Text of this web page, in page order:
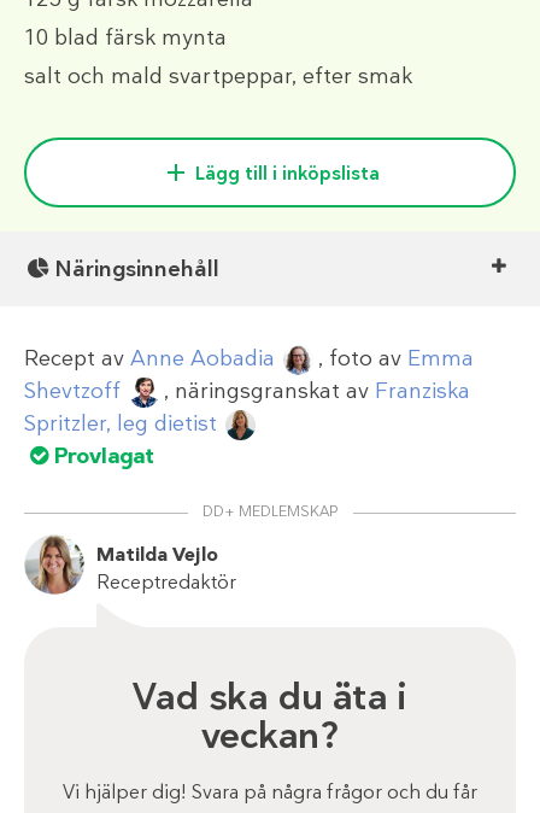
10 blad färsk mynta
salt och mald svartpeppar, efter smak
Lägg till i inköpslista
Näringsinnehåll
Recept av Anne Aobadia , foto av Emma
Shevtzoff
, näringsgranskat av Franziska
Spritzler, leg dietist
Provlagat
DD+ MEDLEMSKAP
Matilda Vejlo
Receptredaktör
Vad ska du äta i
veckan?
Vi hjälper dig! Svara på några frågor och du får